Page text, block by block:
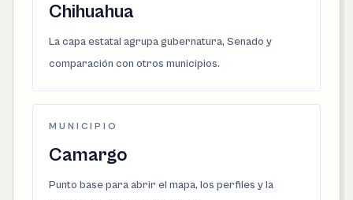
Chihuahua
La capa estatal agrupa gubernatura, Senado y
comparación con otros municipios.
MUNICIPIO
Camargo
Punto base para abrir el mapa, los perfiles y la